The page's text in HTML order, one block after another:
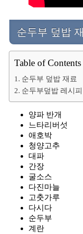
순두부 덮밥
Table of Contents
순두부 덮밥 재료
순두부덮밥 레시피
양파 반개
느타리버섯
애호박
청양고추
대파
간장
굴소스
다진마늘
고춧가루
다시다
순두부
계란